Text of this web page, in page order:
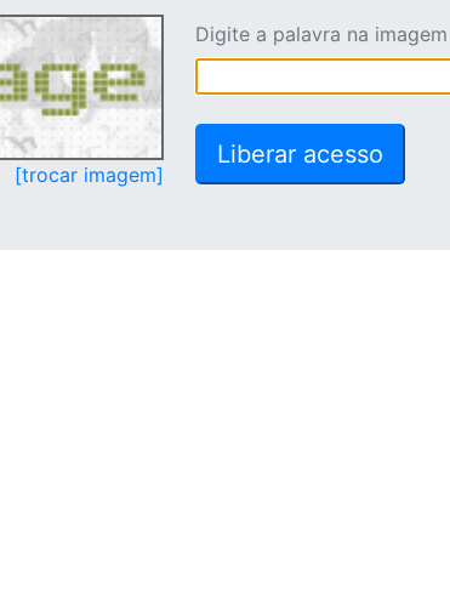
[trocar imagem]
Digite a palavra na